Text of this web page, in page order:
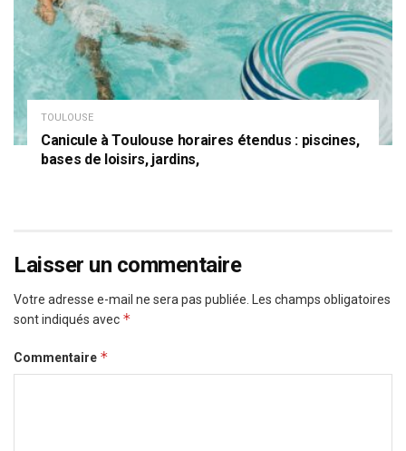
TOULOUSE
Canicule à Toulouse horaires étendus : piscines,
bases de loisirs, jardins,
Laisser un commentaire
Votre adresse e-mail ne sera pas publiée. Les champs obligatoires
sont indiqués avec *
Commentaire *